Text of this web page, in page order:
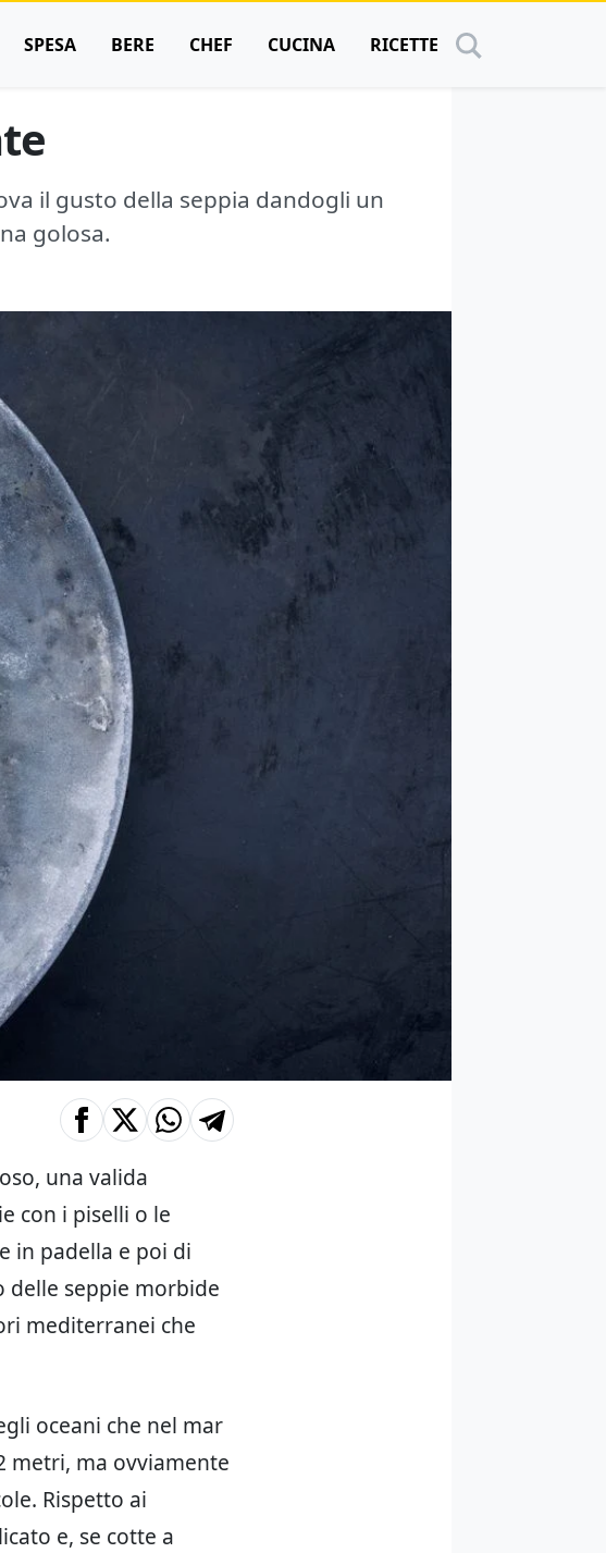
SPESA BERE CHEF CUCINA RICETTE
il gusto della seppia dandogli un
golosa.
una valida
con i piselli o le
in padella e poi di
seppie morbide
mediterranei che
oceani che nel mar
metri, ma ovviamente
Rispetto ai
e, se cotte a